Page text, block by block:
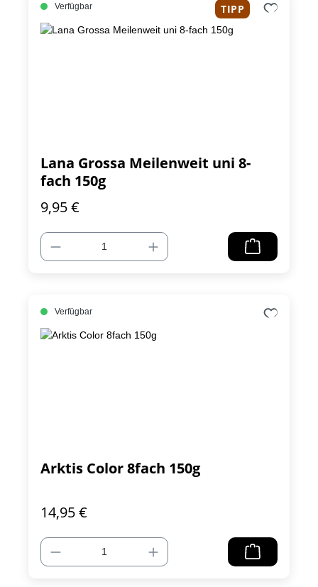
TIPP
Verfügbar
Lana Grossa Meilenweit uni 8-
fach 150g
9,95 €
Verfügbar
Arktis Color 8fach 150g
14,95 €